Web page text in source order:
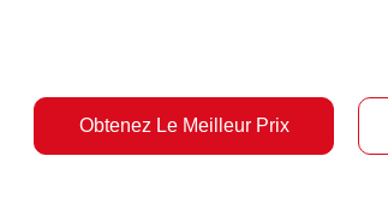
Obtenez Le Meilleur Prix